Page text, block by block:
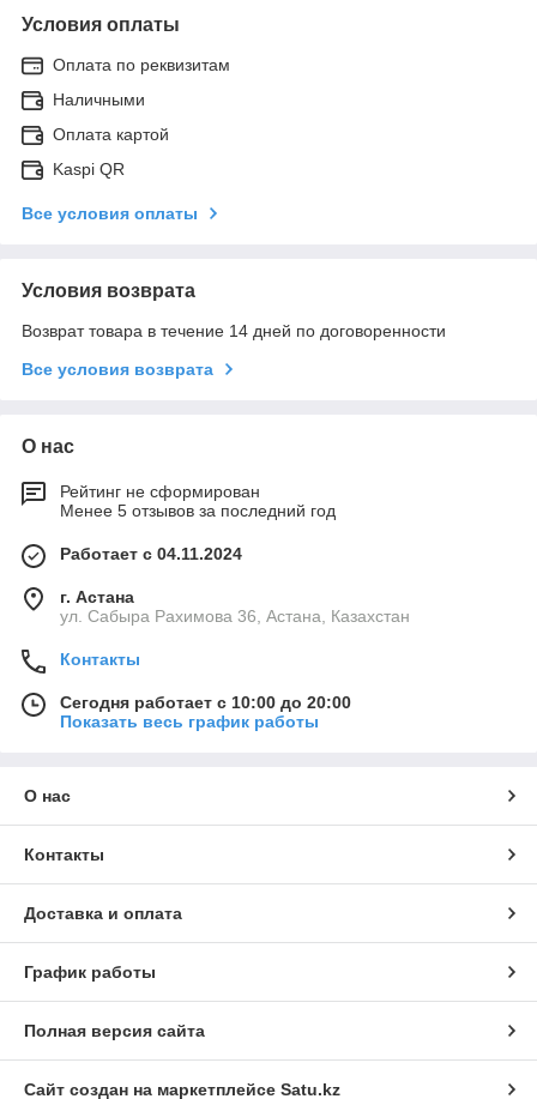
Условия оплаты
Оплата по реквизитам
Наличными
Оплата картой
Kaspi QR
Все условия оплаты
Условия возврата
Возврат товара в течение 14 дней по договоренности
Все условия возврата
О нас
Рейтинг не сформирован
Менее 5 отзывов за последний год
Работает с 04.11.2024
г. Астана
ул. Сабыра Рахимова 36, Астана, Казахстан
Контакты
Сегодня работает с 10:00 до 20:00
Показать весь график работы
О нас
Контакты
Доставка и оплата
График работы
Полная версия сайта
Сайт создан на маркетплейсе Satu.kz